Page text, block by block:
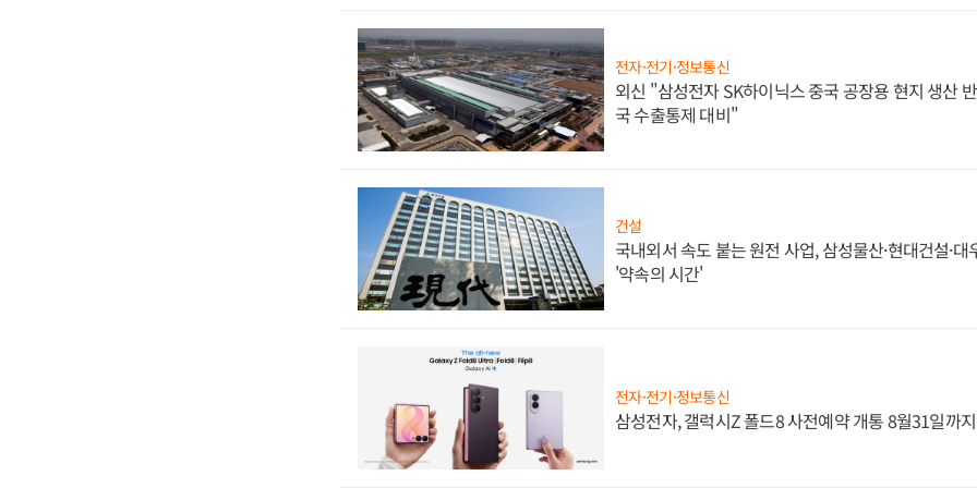
전자·전기·정보통신
외신 "삼성전자 SK하이닉스 중국 공장용 현지 생산
국 수출통제 대비"
건설
국내외서 속도 붙는 원전 사업, 삼성물산·현대건설·
'약속의 시간'
전자·전기·정보통신
삼성전자, 갤럭시Z 폴드8 사전예약 개통 8월31일까